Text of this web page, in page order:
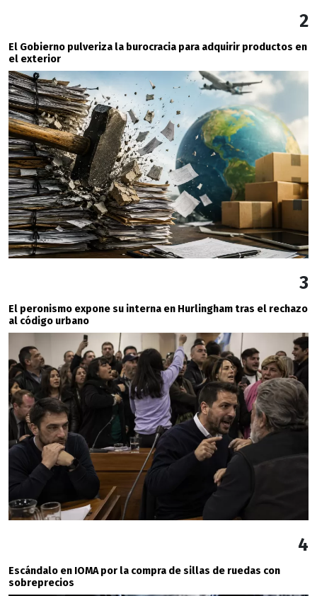
2
El Gobierno pulveriza la burocracia para adquirir productos en
el exterior
3
El peronismo expone su interna en Hurlingham tras el rechazo
al código urbano
4
Escándalo en IOMA por la compra de sillas de ruedas con
sobreprecios